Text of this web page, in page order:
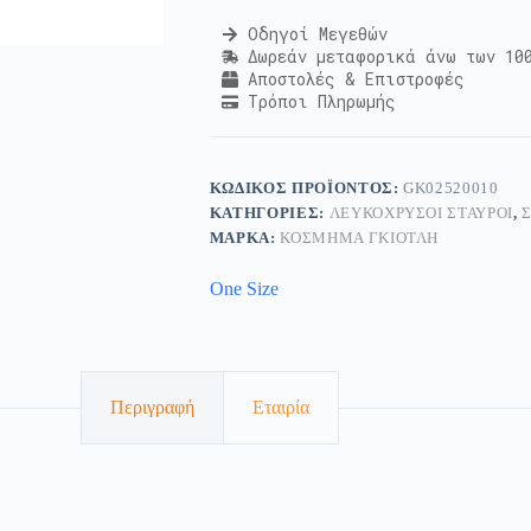
Οδηγοί Μεγεθών
Δωρεάν μεταφορικά άνω των
Αποστολές & Επιστροφές
Τρόποι Πληρωμής
ΚΩΔΙΚΌΣ ΠΡΟΪΌΝΤΟΣ:GK02520010
ΚΑΤΗΓΟΡΊΕΣ: ΛΕΥΚΌΧΡΥΣΟΙ ΣΤΑΥΡΟΊ,
ΜΆΡΚΑ:ΚΟΣΜΗΜΑ ΓΚΙΟΤΛΗ
One Size
Περιγραφή Εταιρία